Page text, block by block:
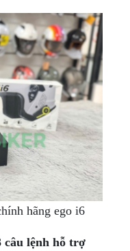
hãng ego i6
câu lệnh hỗ trợ